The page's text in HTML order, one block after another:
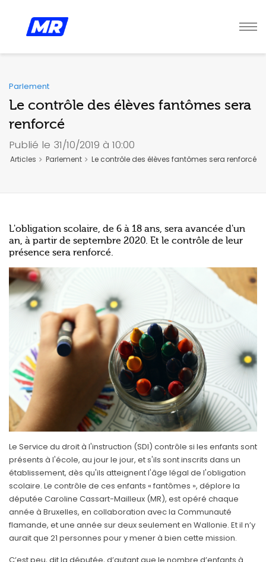
Parlement
Le contrôle des élèves fantômes sera
renforcé
Publié le 31/10/2019 à 10:00
Articles Parlement Le contrôle des élèves fantômes sera renforcé
L'obligation scolaire, de 6 à 18 ans, sera avancée d'un
an, à partir de septembre 2020. Et le contrôle de leur
présence sera renforcé.
Le Service du droit à l'instruction (SDI) contrôle si les enfants sont
présents à l'école, au jour le jour, et s'ils sont inscrits dans un
établissement, dès qu'ils atteignent l'âge légal de l'obligation
scolaire. Le contrôle de ces enfants « fantômes », déplore la
députée Caroline Cassart-Mailleux (MR), est opéré chaque
année à Bruxelles, en collaboration avec la Communauté
flamande, et une année sur deux seulement en Wallonie. Et il n’y
aurait que 21 personnes pour y mener à bien cette mission.
C’est peu, dit la députée, d’autant que le nombre d’enfants à